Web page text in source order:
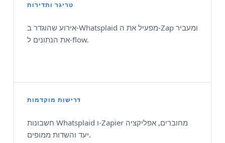
טריגר ותדירות
אירוע שהוגדר ב‑Whatsplaid מפעיל את ה‑Zap ומעביר
את הנתונים ל‑flow.
דרישות מוקדמות
חשבונות Whatsplaid ו-Zapier מחוברים, אפליקציה
יעד והשדות ממופים.